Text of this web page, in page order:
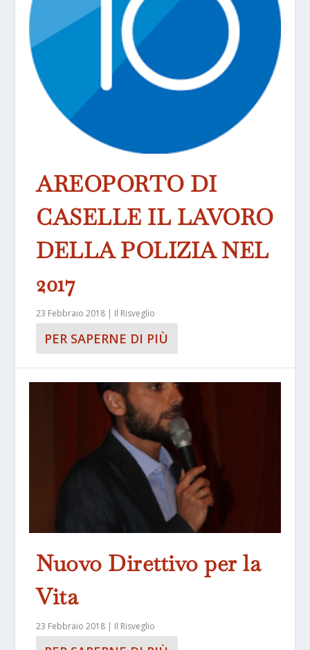
AREOPORTO DI
CASELLE IL LAVORO
DELLA POLIZIA NEL
2017
23 Febbraio 2018 | Il Risveglio
PER SAPERNE DI PIÙ
Nuovo Direttivo per la
Vita
23 Febbraio 2018 | Il Risveglio